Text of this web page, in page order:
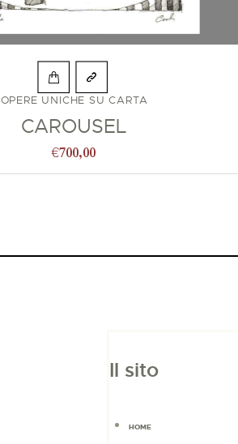
OPERE UNICHE SU CARTA
CAROUSEL
€700,00
Il sito
HOME